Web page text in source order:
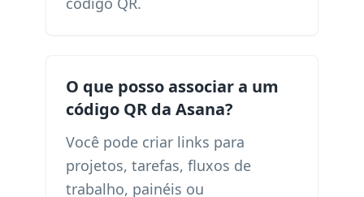
O que posso associar a um
código QR da Asana?
Você pode criar links para
projetos, tarefas, fluxos de
trabalho, painéis ou